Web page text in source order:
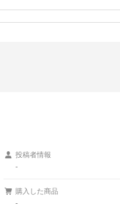
投稿者情報
-
購入した商品
-